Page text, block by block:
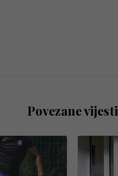
Povezane vijesti